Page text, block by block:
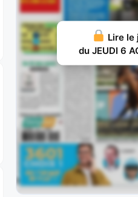
JUILLET 28, 2026 18
Ivrig Viking : Vainqueur
la selle pour le compte de
JUILLET 26, 2026 16
Vol d’Argent : Façonné
fait preuve d’une
JUILLET 25, 2026 15
Britania : Deuxième d’un
lauréate d’une classe
JUILLET 22, 2026 19
Vazirpour : Ses deux
Lire le
du JEUDI 6